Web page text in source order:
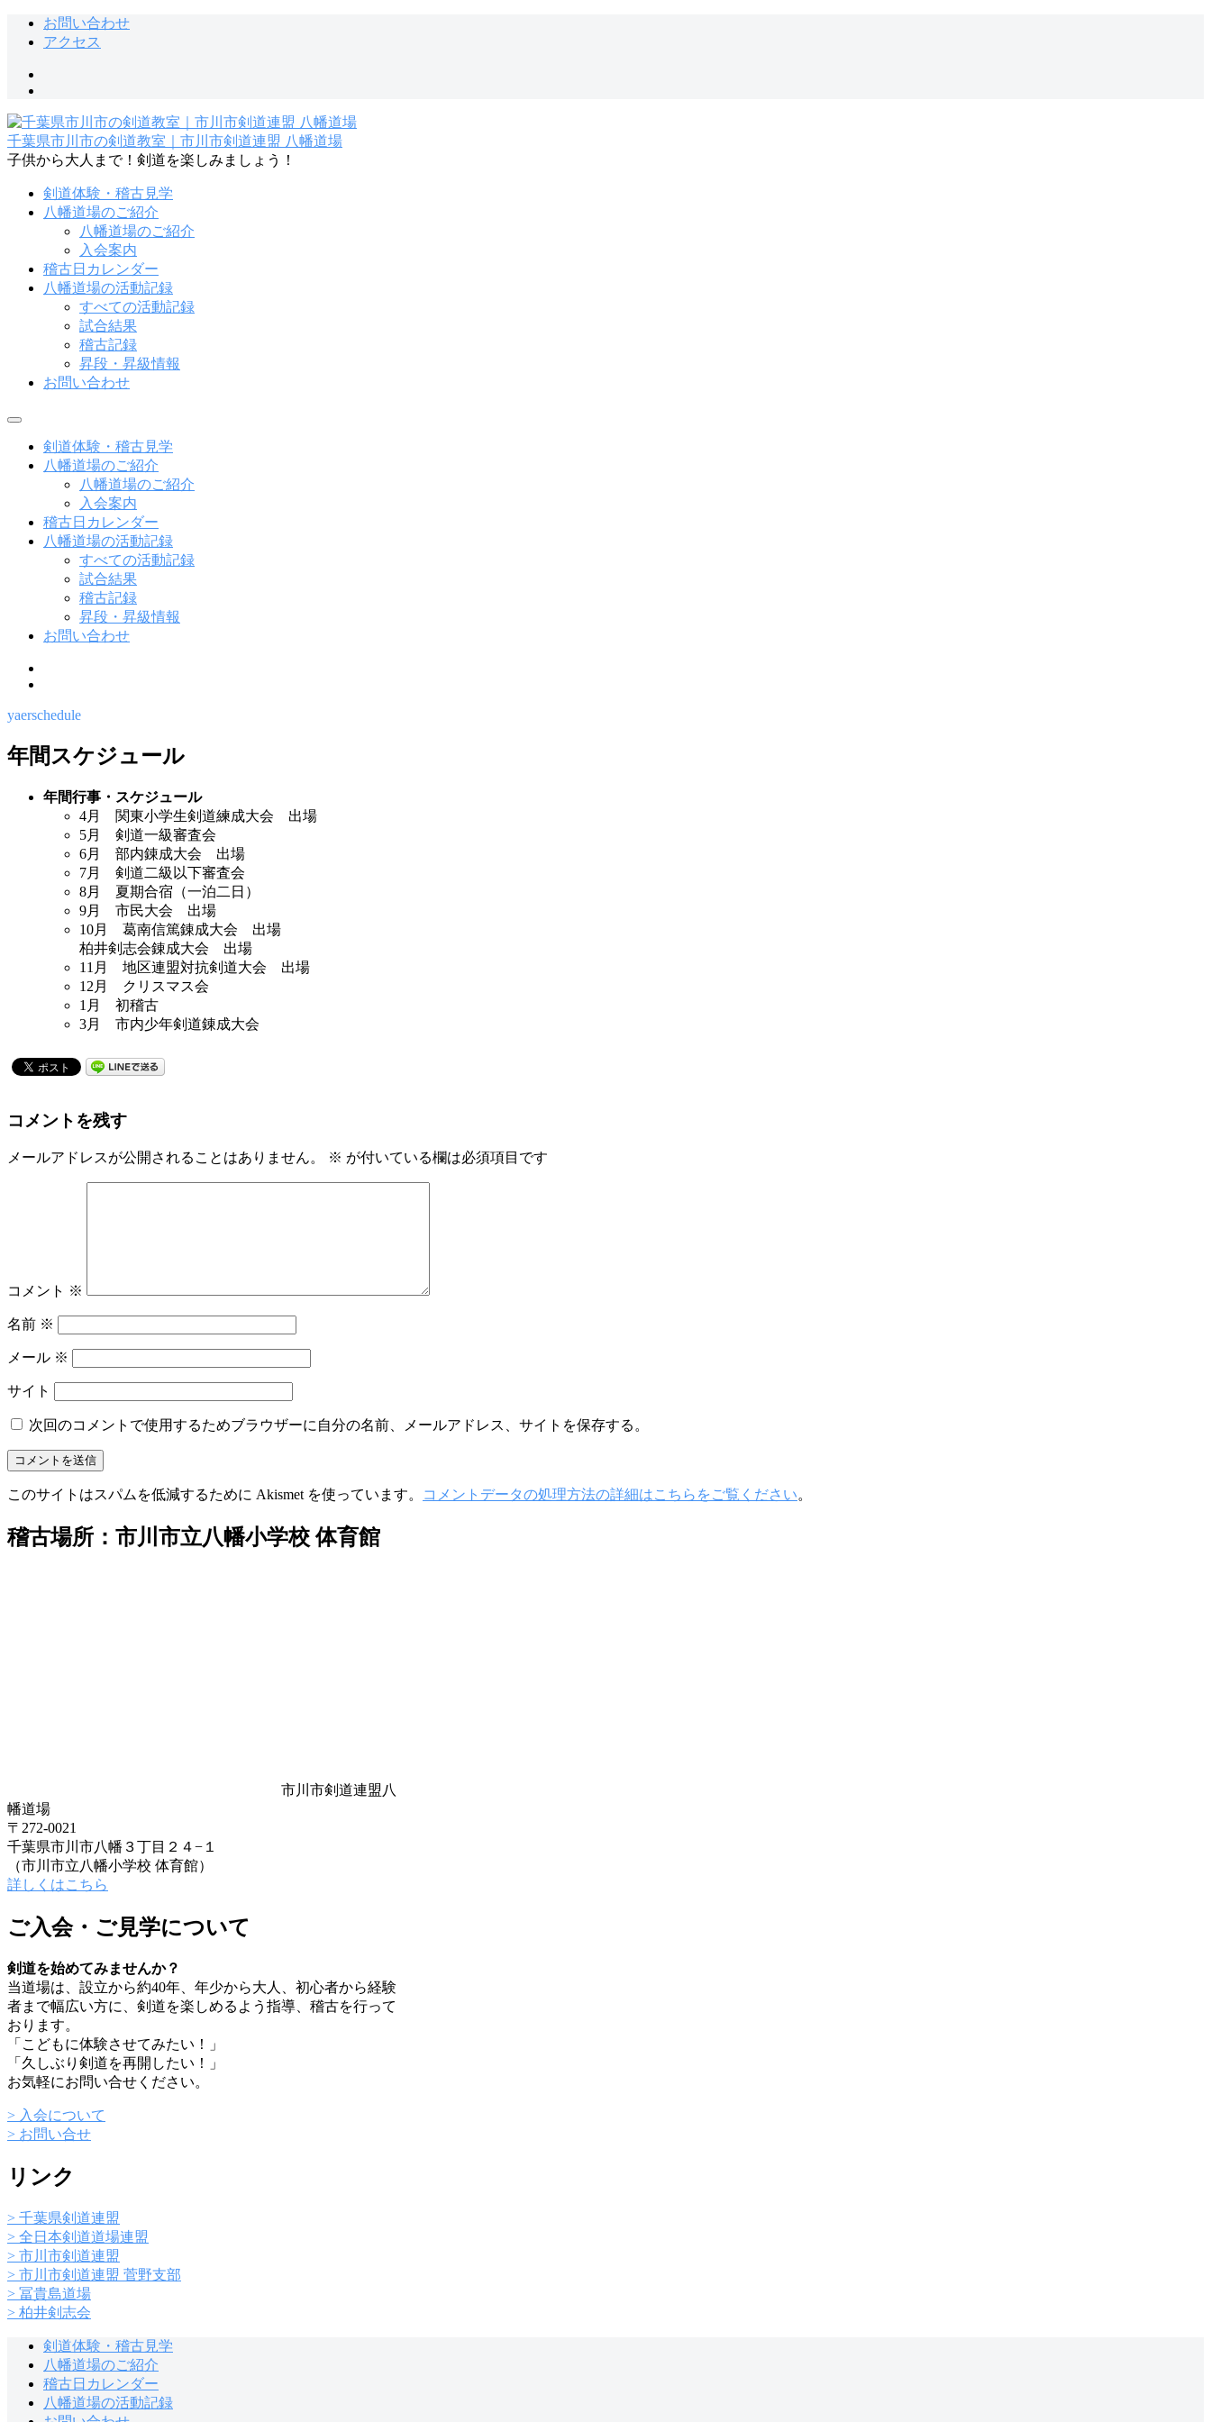
へ
ス
キ
お問い合わせ
アクセス
千葉県市川市の剣道教室｜市川市剣道連盟 八幡道場
子供から大人まで！剣道を楽しみましょう！
剣道体験・稽古見学
八幡道場のご紹介
八幡道場のご紹介
入会案内
稽古日カレンダー
八幡道場の活動記録
すべての活動記録
試合結果
稽古記録
昇段・昇級情報
お問い合わせ
メ
剣道体験・稽古見学
八幡道場のご紹介
八幡道場のご紹介
入会案内
稽古日カレンダー
八幡道場の活動記録
すべての活動記録
試合結果
稽古記録
昇段・昇級情報
お問い合わせ
yaerschedule
年間スケジュール
2015
年
月
24
日
by
yawata_admin
年間行事・スケジュール
4月 関東小学生剣道練成大会 出場
5月 剣道一級審査会
6月 部内錬成大会 出場
7月 剣道二級以下審査会
8月 夏期合宿（一泊二日）
9月 市民大会 出場
10月 葛南信篤錬成大会 出場
柏井剣志会錬成大会 出場
11月 地区連盟対抗剣道大会 出場
12月 クリスマス会
1月 初稽古
3月 市内少年剣道錬成大会
コメントを残す
メールアドレスが公開されることはありません。 ※ が付いている欄は必須項目です
コメント ※
名前 ※
メール ※
サイト
次回のコメントで使用するためブラウザーに自分の名前、メールアドレス、サイトを保存する。
このサイトはスパムを低減するために Akismet を使っています。 コメントデータの処理方法の詳細はこちらをご覧ください。
稽古場所：市川市立八幡小学校 体育館
市川市剣道連盟八
幡道場
〒272-0021
千葉県市川市八幡３丁目２４−１
（市川市立八幡小学校 体育館）
詳しくはこちら
ご入会・ご見学について
剣道を始めてみませんか？
当道場は、設立から約40年、年少から大人、初心者から経験
者まで幅広い方に、剣道を楽しめるよう指導、稽古を行って
おります。
「こどもに体験させてみたい！」
「久しぶり剣道を再開したい！」
お気軽にお問い合せください。
> 入会について
> お問い合せ
リンク
> 千葉県剣道連盟
> 全日本剣道道場連盟
> 市川市剣道連盟
> 市川市剣道連盟 菅野支部
> 冨貴島道場
> 柏井剣志会
剣道体験・稽古見学
八幡道場のご紹介
稽古日カレンダー
八幡道場の活動記録